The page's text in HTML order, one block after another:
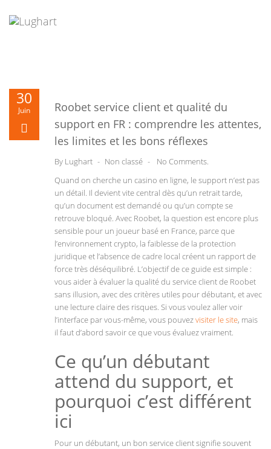
Decentralized wallet and DeFi gateway for Solana tokens -
Ia600905
- Securely manage assets and swap tokens on-chain.
30
Juin
Roobet service client et qualité du
support en FR : comprendre les attentes,
les limites et les bons réflexes
By Lughart - Non classé -
No Comments.
Quand on cherche un casino en ligne, le support n’est pas
un détail. Il devient vite central dès qu’un retrait tarde,
qu’un document est demandé ou qu’un compte se
retrouve bloqué. Avec Roobet, la question est encore plus
sensible pour un joueur basé en France, parce que
l’environnement crypto, la faiblesse de la protection
juridique et l’absence de cadre local créent un rapport de
force très déséquilibré. L’objectif de ce guide est simple :
vous aider à évaluer la qualité du service client de Roobet
sans illusion, avec des critères utiles pour débutant, et avec
une lecture claire des risques. Si vous voulez aller voir
l’interface par vous-même, vous pouvezvisiter le site, mais
il faut d’abord savoir ce que vous évaluez vraiment.
Ce qu’un débutant
attend du support, et
pourquoi c’est différent
ici
Pour un débutant, un bon service client signifie souvent